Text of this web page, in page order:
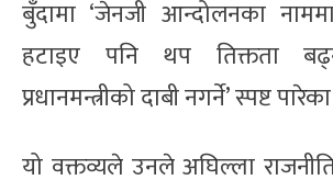
बुँदामा ‘जेनजी आन्दोलनका नाममा
हटाइए पनि थप तिक्तता
प्रधानमन्त्रीको दाबी नगर्ने’ स्पष्ट
यो वक्तव्यले उनले अघिल्ला